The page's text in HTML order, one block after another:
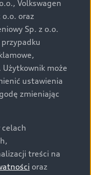
wyposażenia i
sprzedaży, a
zawiera
Zastrzegamy
informacje
na dzień ich
z Partnerem Marki
marki Audi
pod
wymagania
zgodne z
Volkswagen
o.o. oraz
Sp. z o.o.
Użytkownik może
ustawienia
zmieniając
treści na
oraz